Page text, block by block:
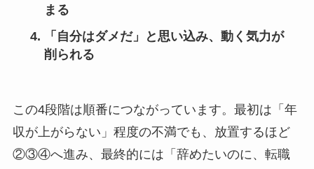
まる
「自分はダメだ」と思い込み、動く気力が
削られる
この4段階は順番につながっています。最初は「年
収が上がらない」程度の不満でも、放置するほど
②③④へ進み、最終的には「辞めたいのに、転職